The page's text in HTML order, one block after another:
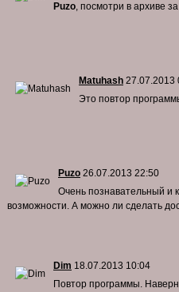
Puzo, посмотри в архиве
Matuhash 27.07.2013
Это повтор
Puzo 26.07.2013 22:50
Очень познавательный и
возможности. А можно ли сделать
Dim 18.07.2013 10:04
Повтор программы.